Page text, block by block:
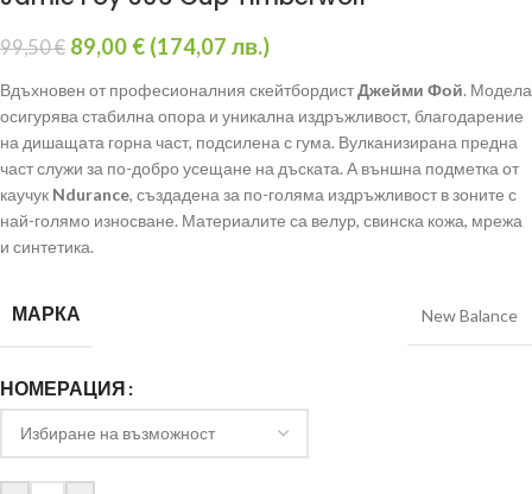
99,50€ 89,00 € (174,07 лв.)
Вдъхновен от професионалния скейтбордистДжейми Фой. Модела
осигурява стабилна опора и уникална издръжливост, благодарение
на дишащата горна част, подсилена с гума. Вулканизирана предна
част служи за по-добро усещане на дъската. А външна подметка от
каучук Ndurance, създадена за по-голяма издръжливост в зоните с
най-голямо износване. Материалите са велур, свинска кожа, мрежа
и синтетика.
МАРКА New Balance
НОМЕРАЦИЯ